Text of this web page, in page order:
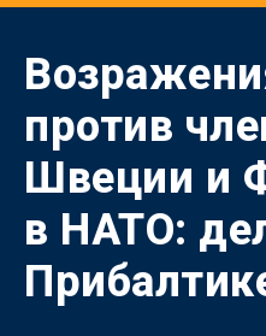
против
Швеции и
в НАТО: